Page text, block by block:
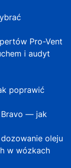
Pro-Vent
i audyt
poprawić
Bravo — jak
oleju
w wózkach